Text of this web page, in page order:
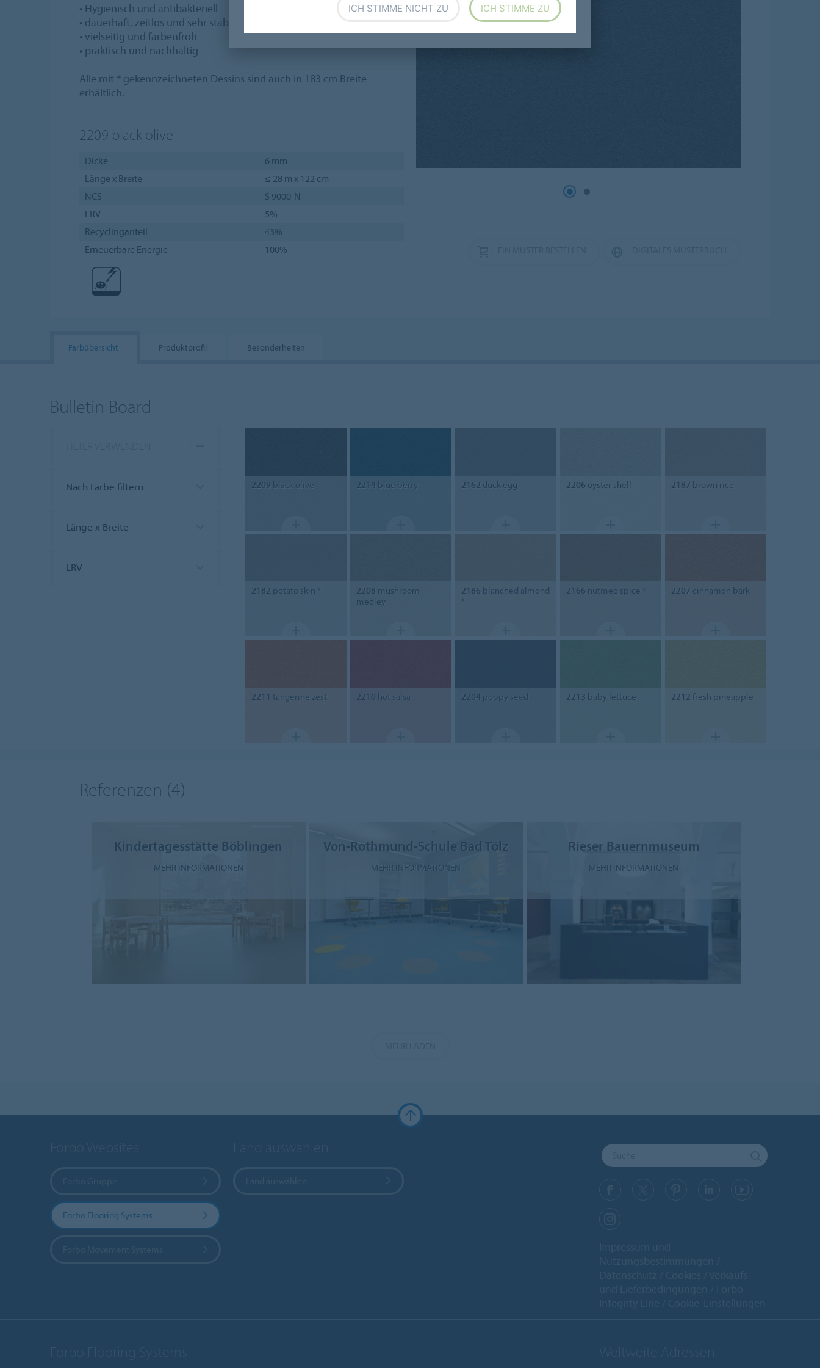
• Hygienisch und antibakteriell
• dauerhaft, zeitlos und sehr stabil
• vielseitig und farbenfroh
• praktisch und nachhaltig
Alle mit * gekennzeichneten Dessins sind auch in 183 cm Breite
erhältlich.
2209 black olive
Dicke
6 mm
Länge x Breite
≤ 28 m x 122 cm
NCS
S 9000-N
LRV
5%
Recyclinganteil
43%
Erneuerbare Energie
100%
Farbübersicht Produktprofil Besonderheiten
Bulletin Board
Nach Farbe filtern
Länge x Breite
LRV
2209 black olive 2214blue berry 2162 duck egg 2206 oyster shell 2187 brown rice
2182 potato skin * 2208 mushroom
medley
2186 blanched almond
*
2166 nutmeg spice * 2207 cinnamon bark
2211 tangerine zest 2210 hot salsa 2204poppy seed 2213 baby lettuce 2212 fresh pineapple
Referenzen (4)
Kindertagesstätte Böblingen
MEHR INFORMATIONEN
Von-Rothmund-Schule Bad Tölz
MEHR INFORMATIONEN
Rieser Bauernmuseum
MEHR INFORMATIONEN
Forbo Flooring Systems
ICH STIMME NICHT ZU ICH STIMME ZU